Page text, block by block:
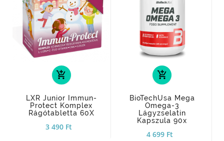
add_shopping_cart
LXR Junior Immun-
Protect Komplex
Rágótabletta 60X
3 490 Ft
add_shopping_cart
BioTechUsa Mega
Omega-3
Lágyzselatin
Kapszula 90x
4 699 Ft